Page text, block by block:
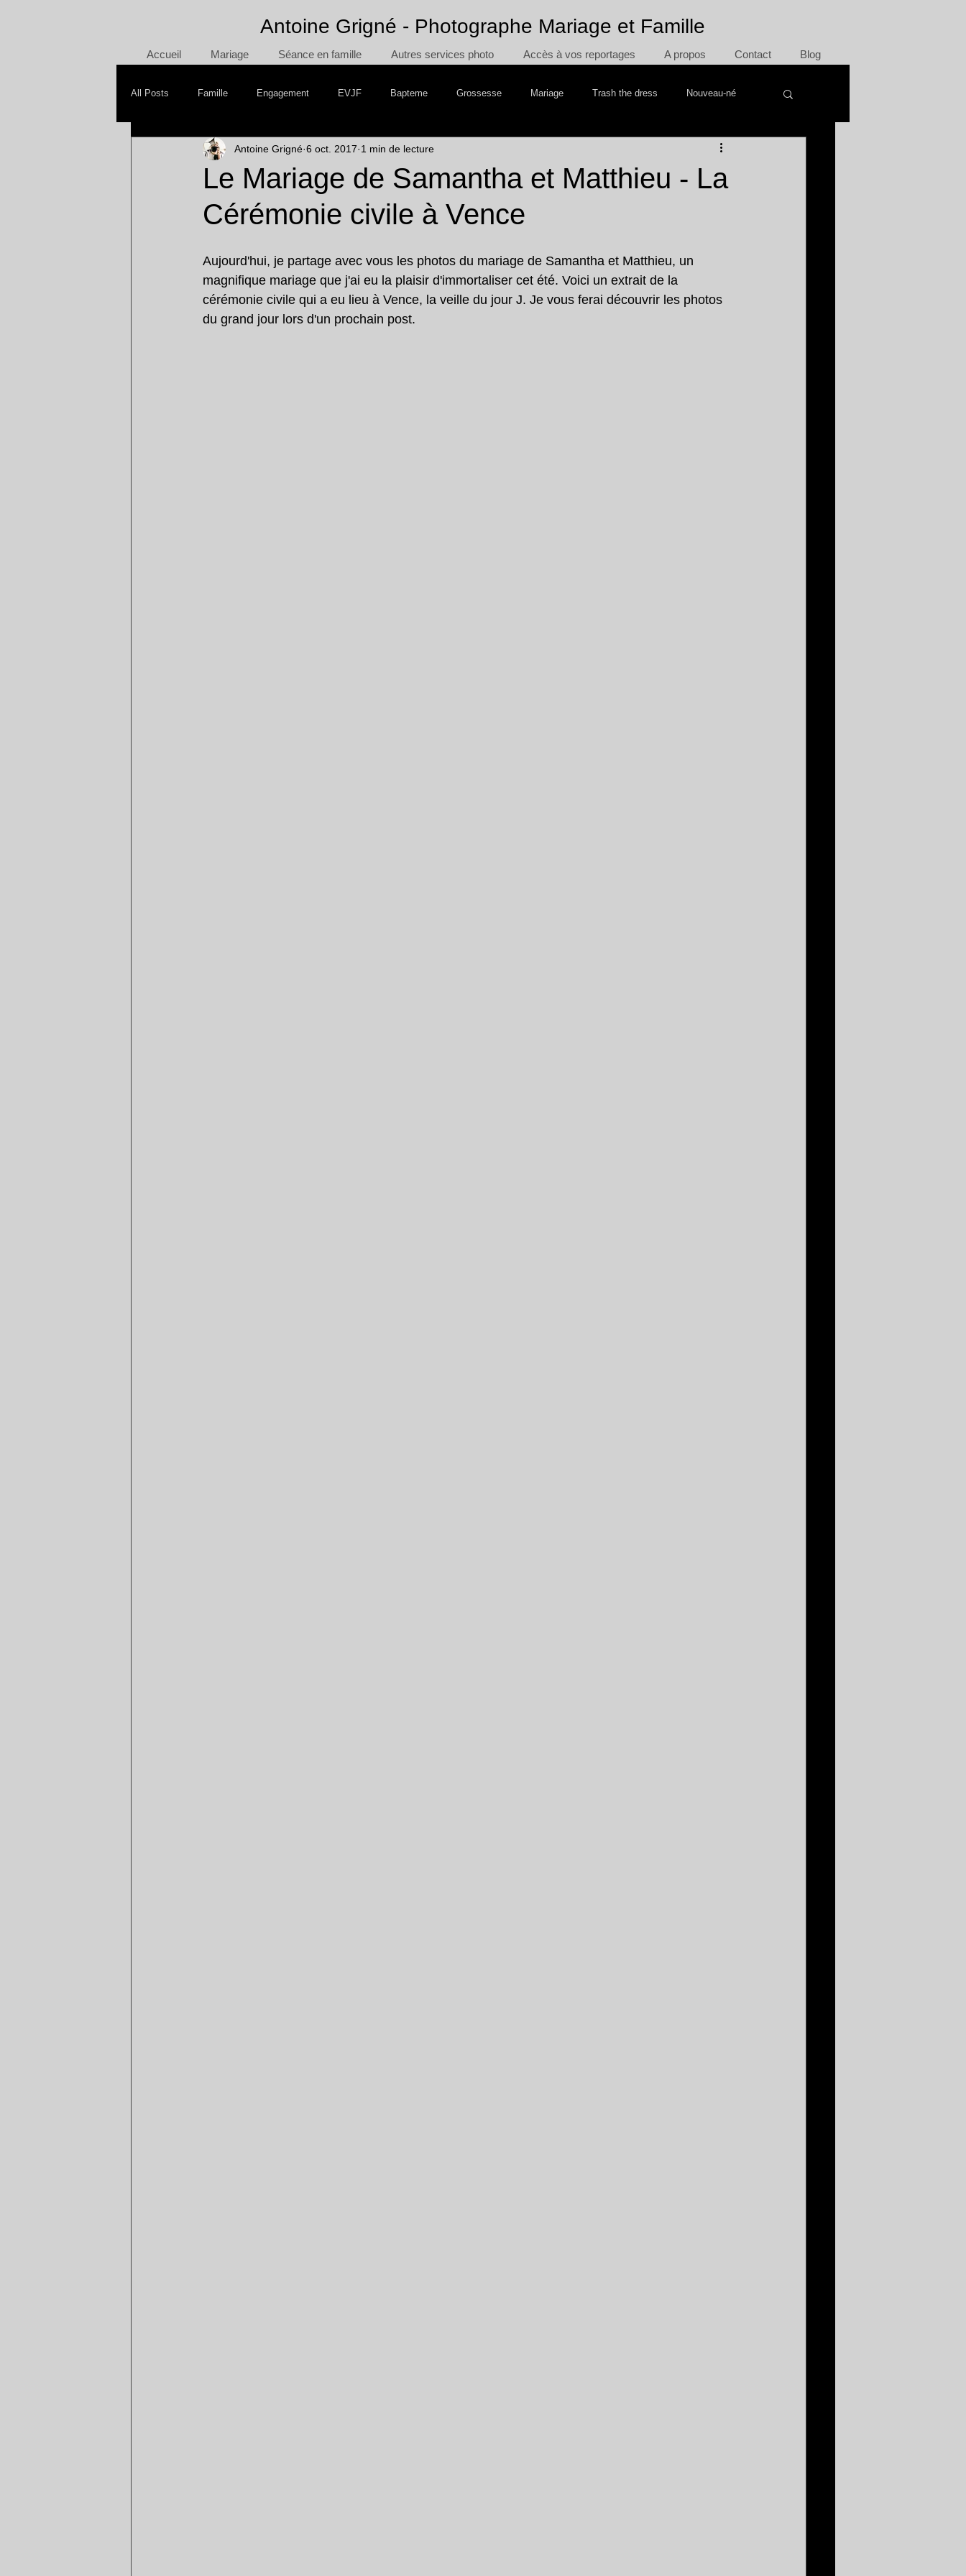
Antoine Grigné - Photographe Mariage et Famille
Accueil Mariage Séance en famille Autres services photo Accès à vos reportages A propos Contact Blog
All Posts Famille Engagement EVJF Bapteme Grossesse Mariage Trash the dress Nouveau-né
Day After Smash the Cake Voyage
Le Mariage de Samantha et Matthieu - La
Cérémonie civile à Vence
Antoine Grigné 6 oct. 2017 1 min de lecture
Aujourd'hui, je partage avec vous les photos du mariage de Samantha et Matthieu, un
magnifique mariage que j'ai eu la plaisir d'immortaliser cet été. Voici un extrait de la
cérémonie civile qui a eu lieu à Vence, la veille du jour J. Je vous ferai découvrir les photos
du grand jour lors d'un prochain post.